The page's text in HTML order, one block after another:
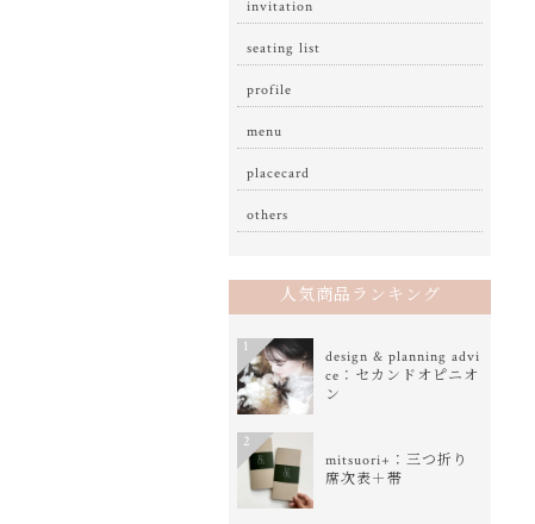
invitation
seating list
profile
menu
placecard
others
人気商品ランキング
design & planning advi
ce：セカンドオピニオ
ン
1
mitsuori+：三つ折り
席次表＋帯
2